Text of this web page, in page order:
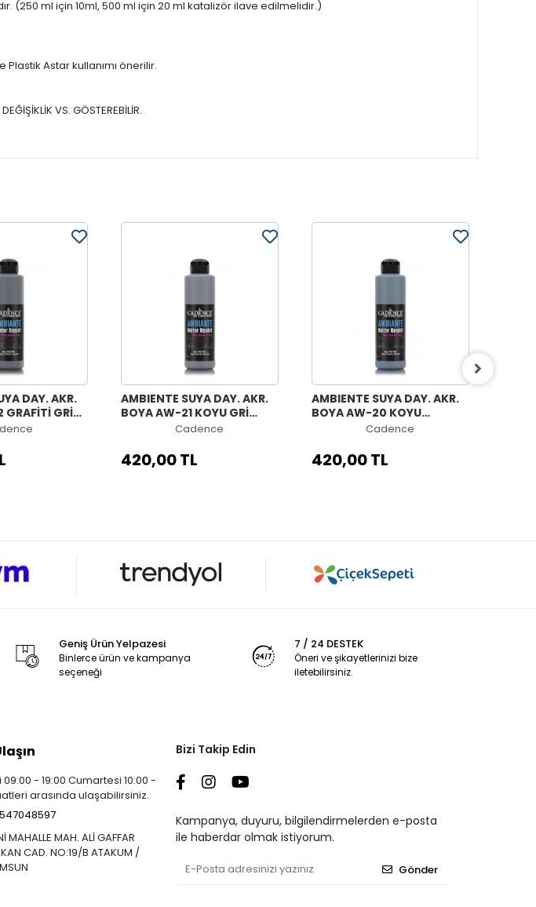
(250 ml için 10ml, 500 ml için 20 ml katalizör ilave edilmelidir.)
Astar kullanımı önerilir.
VS. GÖSTEREBİLİR.
DAY. AKR.
GRİ
10GR
AMBIENTE SUYA DAY. AKR.
BOYA AW-21 KOYU GRİ
250ML + KATALİZÖR 10GR
Cadence
420,00 TL
AMBIENTE SUYA DAY. AKR.
BOYA AW-20 KOYU
ARDUVAZ GRİ 250ML +
Cadence
420,00 TL
Geniş Ürün Yelpazesi
Binlerce ürün ve kampanya
seçeneği
7 / 24 DESTEK
Öneri ve şikayetlerinizi bize
iletebilirsiniz.
- 19:00 Cumartesi 10:00 -
arasında ulaşabilirsiniz.
MAHALLE MAH. ALİ GAFFAR
CAD. NO:19/B ATAKUM /
Bizi Takip Edin
Kampanya, duyuru, bilgilendirmelerden e-posta
ile haberdar olmak istiyorum.
Gönder